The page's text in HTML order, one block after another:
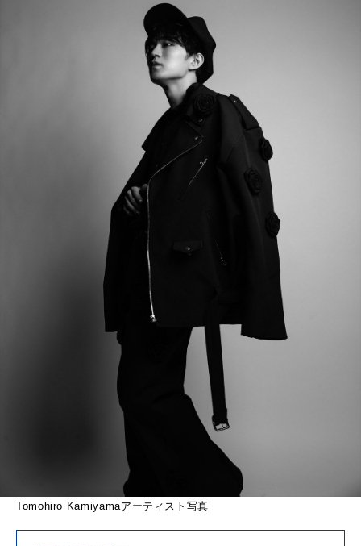
Tomohiro Kamiyamaアーティスト写真